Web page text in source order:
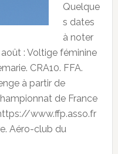
Quelque
s dates
à noter
: Voltige féminine
CRA10. FFA.
à partir de
de France
www.ffp.asso.fr
Aéro-club du